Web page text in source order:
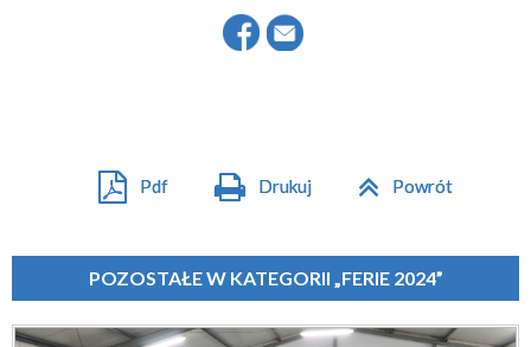
Pdf Drukuj Powrót
POZOSTAŁE W KATEGORII „FERIE 2024”